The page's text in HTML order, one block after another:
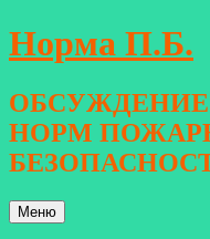
Перейти
к
Норма П.Б.
ОБСУЖДЕНИЕ
НОРМ
Меню